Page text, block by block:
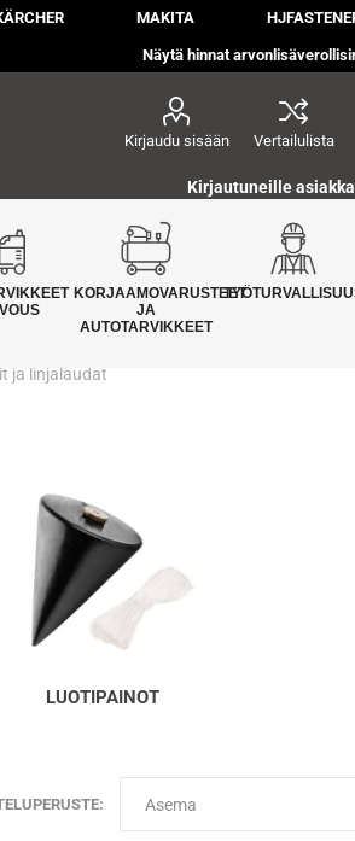
MAKITA
Kirjaudu sisään Vertailulista
Kirjautuneille
KORJAAMOVARUSTEET
JA
AUTOTARVIKKEET
ja linjalaudat
LUOTIPAINOT